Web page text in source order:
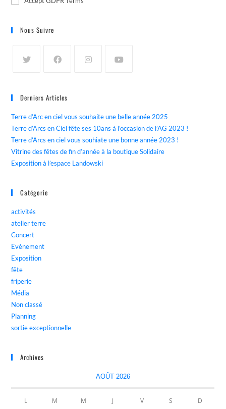
Nous Suivre
Derniers Articles
Terre d’Arc en ciel vous souhaite une belle année 2025
Terre d’Arcs en Ciel fête ses 10ans à l’occasion de l’AG 2023 !
Terre d’Arcs en ciel vous souhiate une bonne année 2023 !
Vitrine des fêtes de fin d’année à la boutique Solidaire
Exposition à l’espace Landowski
Catégorie
activités
atelier terre
Concert
Evènement
Exposition
fête
friperie
Média
Non classé
Planning
sortie exceptionnelle
Archives
AOÛT 2026
L M M J V S D